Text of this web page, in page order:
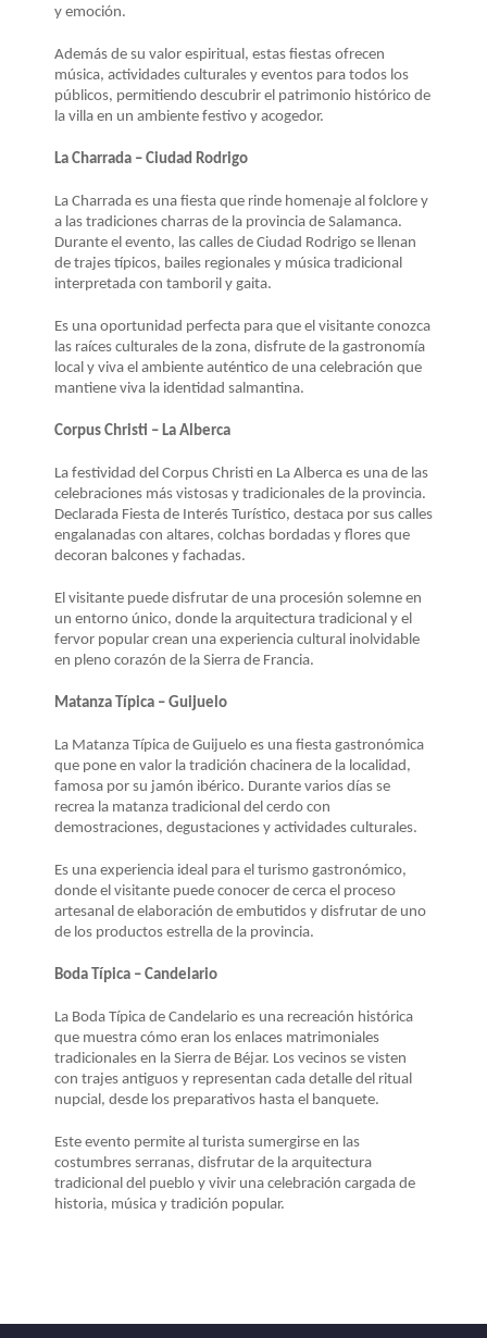
y emoción.
Además de su valor espiritual, estas fiestas ofrecen
música, actividades culturales y eventos para todos los
públicos, permitiendo descubrir el patrimonio histórico de
la villa en un ambiente festivo y acogedor.
La Charrada – Ciudad Rodrigo
La Charrada es una fiesta que rinde homenaje al folclore y
a las tradiciones charras de la provincia de Salamanca.
Durante el evento, las calles de Ciudad Rodrigo se llenan
de trajes típicos, bailes regionales y música tradicional
interpretada con tamboril y gaita.
Es una oportunidad perfecta para que el visitante conozca
las raíces culturales de la zona, disfrute de la gastronomía
local y viva el ambiente auténtico de una celebración que
mantiene viva la identidad salmantina.
Corpus Christi – La Alberca
La festividad del Corpus Christi en La Alberca es una de las
celebraciones más vistosas y tradicionales de la provincia.
Declarada Fiesta de Interés Turístico, destaca por sus calles
engalanadas con altares, colchas bordadas y flores que
decoran balcones y fachadas.
El visitante puede disfrutar de una procesión solemne en
un entorno único, donde la arquitectura tradicional y el
fervor popular crean una experiencia cultural inolvidable
en pleno corazón de la Sierra de Francia.
Matanza Típica – Guijuelo
La Matanza Típica de Guijuelo es una fiesta gastronómica
que pone en valor la tradición chacinera de la localidad,
famosa por su jamón ibérico. Durante varios días se
recrea la matanza tradicional del cerdo con
demostraciones, degustaciones y actividades culturales.
Es una experiencia ideal para el turismo gastronómico,
donde el visitante puede conocer de cerca el proceso
artesanal de elaboración de embutidos y disfrutar de uno
de los productos estrella de la provincia.
Boda Típica – Candelario
La Boda Típica de Candelario es una recreación histórica
que muestra cómo eran los enlaces matrimoniales
tradicionales en la Sierra de Béjar. Los vecinos se visten
con trajes antiguos y representan cada detalle del ritual
nupcial, desde los preparativos hasta el banquete.
Este evento permite al turista sumergirse en las
costumbres serranas, disfrutar de la arquitectura
tradicional del pueblo y vivir una celebración cargada de
historia, música y tradición popular.